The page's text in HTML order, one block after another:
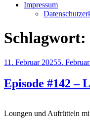
Impressum
Schlagwort:
Veröffentlicht
11. Februar 20255.
Episode #142 –
Loungen und Aufrütteln